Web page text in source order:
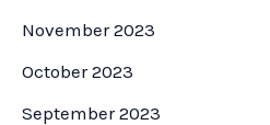
November 2023
October 2023
September 2023